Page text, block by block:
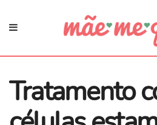
Tratamento